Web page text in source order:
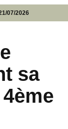
07/2026
sa